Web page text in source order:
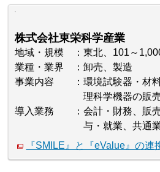
株式会社東栄科学産業
地域・規模
東北、101～
業種・業界
卸売、製造
事業内容
環境試験器・材
理科学機器の販
導入業務
会計・財務、販
与・就業、共通
『SMILE』と『eValue』の連